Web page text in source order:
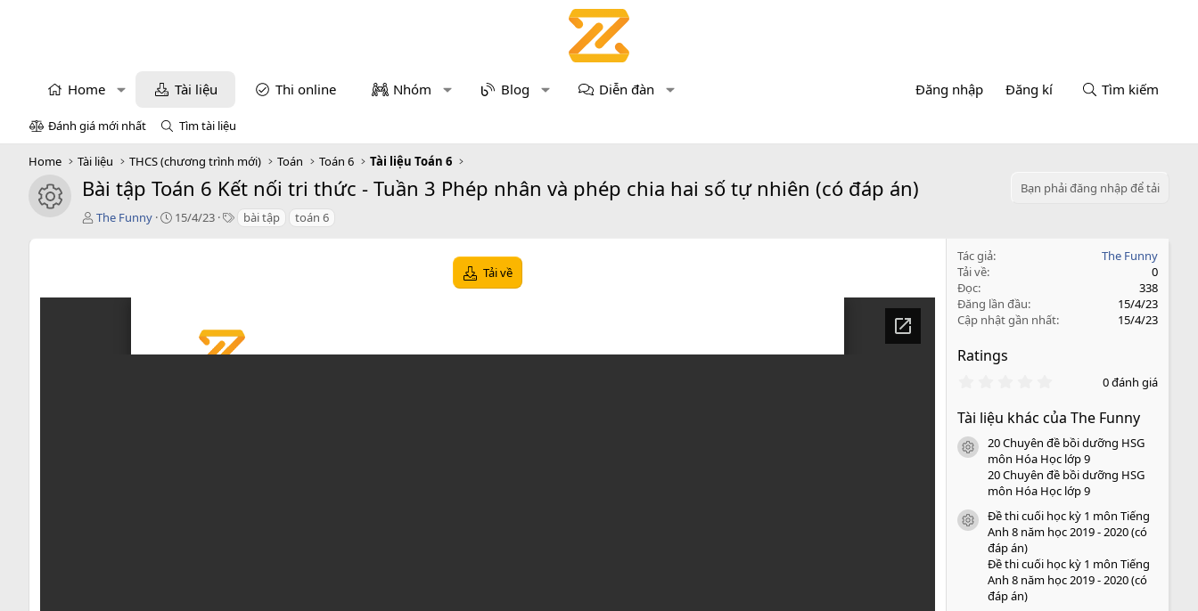
Home Tài liệu Thi online Nhóm Blog Diễn đàn Đăng nhập Đăng kí Tìm kiếm
Đánh giá mới nhất Tìm tài liệu
Home Tài liệu THCS (chương trình mới) Toán Toán 6 Tài liệu Toán 6
icon tài liệu
Bài tập Toán 6 Kết nối tri thức - Tuần 3 Phép nhân và phép chia hai số tự nhiên (có đáp án)
Bạn phải đăng nhập để tải
T
ả
The Funny
C15/4/23
T bài tập toán 6
Tải về
Tác giả
The Funny
Tải về
0
Đọc
338
Đăng lần đầu
15/4/23
Cập nhật gần nhất
15/4/23
Ratings
0
0
s
a
o
0 đánh giá
Tài liệu khác của The Funny
icon tài liệu
20 Chuyên đề bồi dưỡng HSG
môn Hóa Học lớp 9
20 Chuyên đề bồi dưỡng HSG
môn Hóa Học lớp 9
icon tài liệu
Đề thi cuối học kỳ 1 môn Tiếng
Anh 8 năm học 2019 - 2020 (có
đáp án)
Đề thi cuối học kỳ 1 môn Tiếng
Anh 8 năm học 2019 - 2020 (có
đáp án)